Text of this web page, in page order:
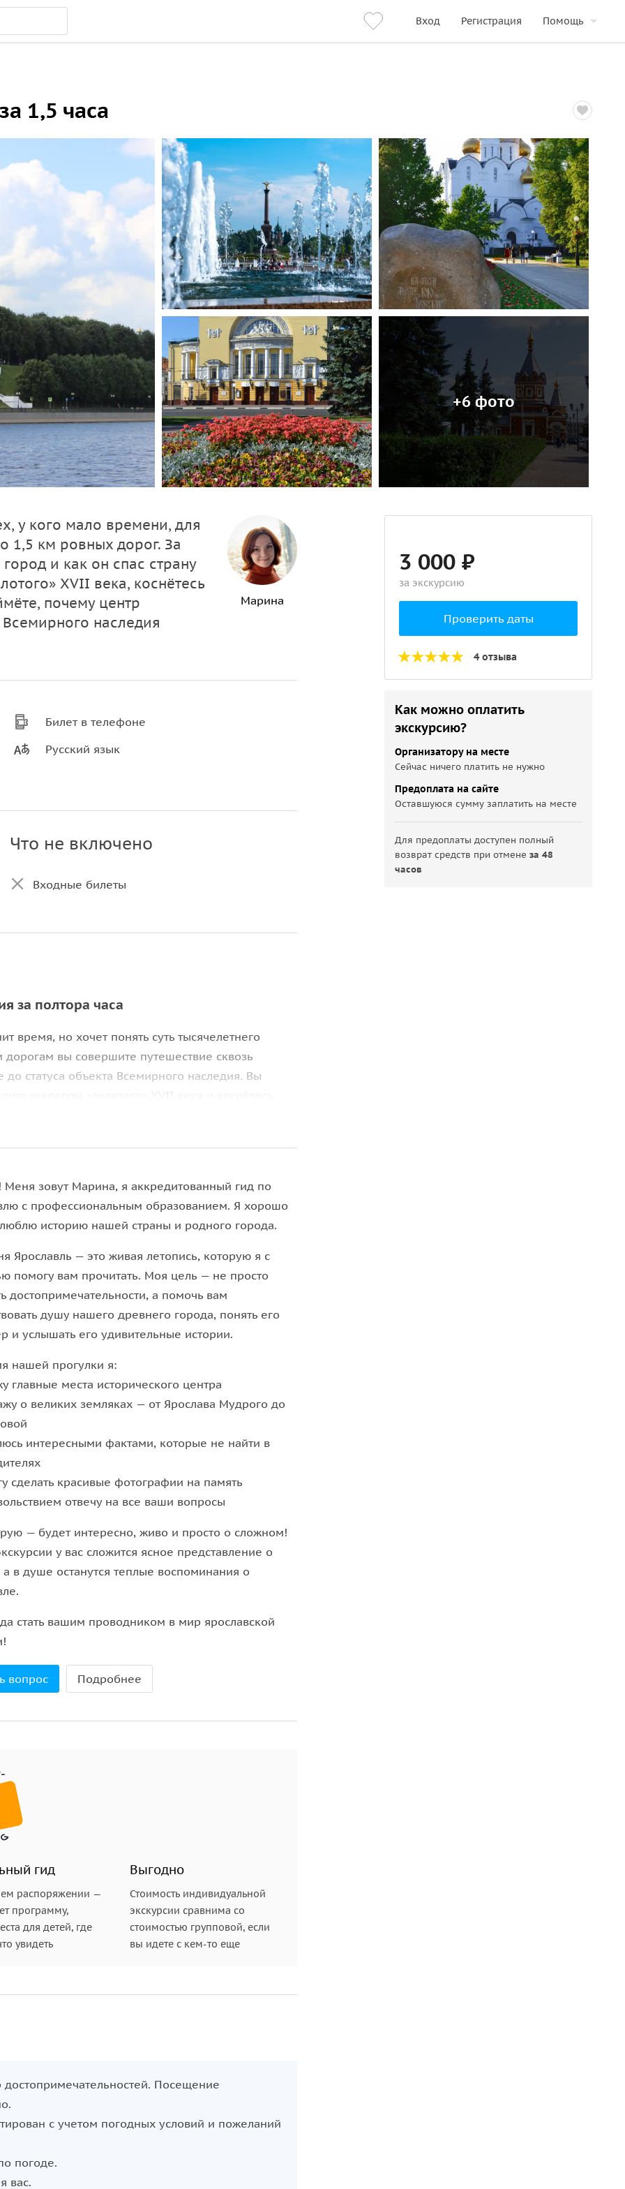
Вход Регистрация Помощь
1,5 часа
+6 фото
у кого мало времени, для
1,5 км ровных дорог. За
и как он спас страну
XVII века, коснётесь
почему центр
наследия
Марина
Билет в телефоне
Русский язык
Что не включено
Входные билеты
за полтора часа
время, но хочет понять суть тысячелетнего
вы совершите путешествие сквозь
статуса объекта Всемирного наследия. Вы
комфортный и логичный маршрут, после
сливаются Волга и Которосль — именно здесь князь
Успенский собори узнаете его
в роли временной столицы России 1612 года у
иконой, и у монументов, посвящённых
в память о Великой Отечественной войне.
бронзовую карту исторического центра
часовню Александра Невского, прогуляемся
к бронзовомумедведю с секирой—
у мощной
Меня зовут Марина, я аккредитованный гид по
с профессиональным образованием. Я хорошо
историю нашей страны и родного города.
Ярославль — это живая летопись, которую я с
помогу вам прочитать. Моя цель — не просто
достопримечательности, а помочь вам
душу нашего древнего города, понять его
и услышать его удивительные истории.
нашей прогулки я:
главные места исторического центра
о великих земляках — от Ярослава Мудрого до
интересными фактами, которые не найти в
сделать красивые фотографии на память
отвечу на все ваши вопросы
— будет интересно, живо и просто о сложном!
у вас сложится ясное представление о
а в душе останутся теплые воспоминания о
стать вашим проводником в мир ярославской
вопрос Подробнее
гид
распоряжении —
программу,
для детей, где
увидеть
Выгодно
Стоимость индивидуальной
экскурсии сравнима со
стоимостью групповой, если
вы идете с кем-то еще
Посещение
с учетом погодных условий и пожеланий
погоде.
вас.
3 000 ₽
за экскурсию
Проверить даты
4 отзыва
Как можно оплатить
экскурсию?
Организатору на месте
Сейчас ничего платить не нужно
Предоплата на сайте
Оставшуюся сумму заплатить на месте
Для предоплаты доступен полный
возврат средств при отменеза 48
часов